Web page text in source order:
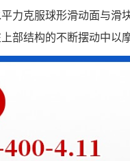
力克服球形滑动面与滑
部结构的不断摆动中以